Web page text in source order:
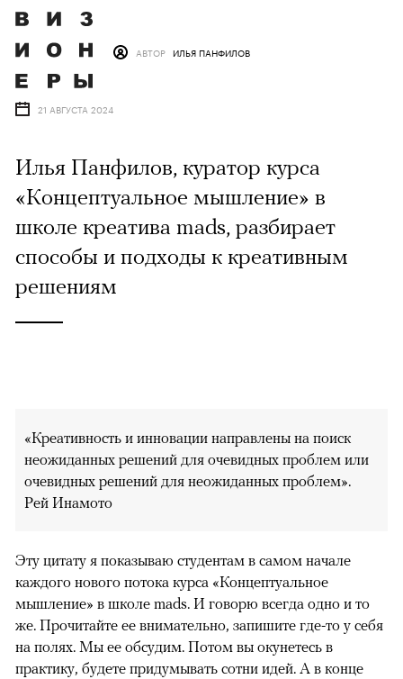
АВТОР ИЛЬЯ ПАНФИЛОВ
21 АВГУСТА 2024
Илья Панфилов, куратор курса
«Концептуальное мышление» в
школе креатива mads, разбирает
способы и подходы к креативным
решениям
«Креативность и инновации направлены на поиск
неожиданных решений для очевидных проблем или
очевидных решений для неожиданных проблем».
Рей Инамото
Эту цитату я показываю студентам в самом начале
каждого нового потока курса «Концептуальное
мышление» в школе mads. И говорю всегда одно и то
же. Прочитайте ее внимательно, запишите где-то у себя
на полях. Мы ее обсудим. Потом вы окунетесь в
практику, будете придумывать сотни идей. А в конце